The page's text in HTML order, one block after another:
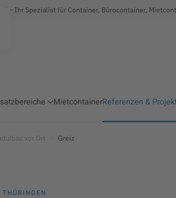
- Ihr Spezialist für Container, Bürocontainer,
MietcontainerReferenzen &
vor Ort Greiz